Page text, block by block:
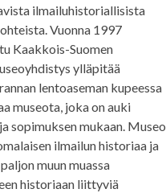
ilmailuhistoriallisista
Vuonna 1997
Kaakkois-Suomen
ylläpitää
lentoaseman kupeessa
museota, joka on auki
sopimuksen mukaan. Museo
ilmailun historiaa ja
muun muassa
historiaan liittyviä